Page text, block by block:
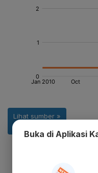
Buka di Aplikasi